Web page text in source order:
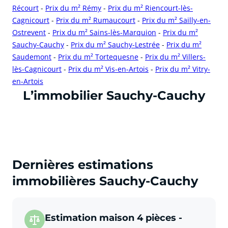
Récourt - Prix du m² Rémy - Prix du m² Riencourt-lès-
Cagnicourt - Prix du m² Rumaucourt - Prix du m² Sailly-en-
Ostrevent - Prix du m² Sains-lès-Marquion - Prix du m²
Sauchy-Cauchy - Prix du m² Sauchy-Lestrée - Prix du m²
Saudemont - Prix du m² Tortequesne - Prix du m² Villers-
lès-Cagnicourt - Prix du m² Vis-en-Artois - Prix du m² Vitry-
en-Artois
cliquer pour afficher plus du text
L’immobilier Sauchy-Cauchy
Dernières estimations
immobilières Sauchy-Cauchy
Estimation maison 4 pièces -